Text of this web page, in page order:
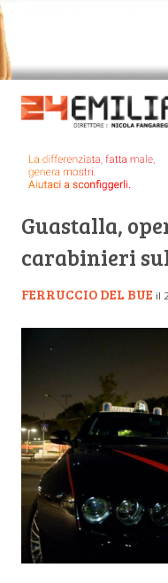
Guastalla,
carabinieri
FERRUCCIO DEL BUE il